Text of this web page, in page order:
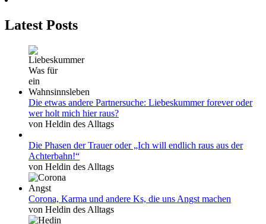
Latest Posts
Die etwas andere Partnersuche: Liebeskummer forever oder
wer holt mich hier raus?
von Heldin des Alltags
Die Phasen der Trauer oder „Ich will endlich raus aus der
Achterbahn!“
von Heldin des Alltags
Corona, Karma und andere Ks, die uns Angst machen
von Heldin des Alltags